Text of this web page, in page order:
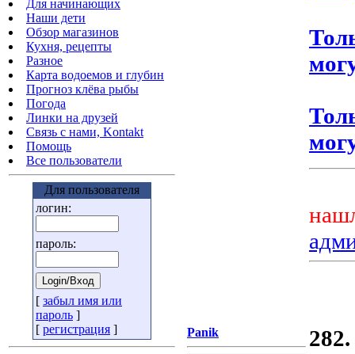
Для начинающих
Наши дети
Обзор магазинов
Кухня, рецепты
Разное
Карта водоемов и глубин
Прогноз клёва рыбы
Погода
Линки на друзей
Связь с нами, Kontakt
Помощь
Все пользователи
Для пользователя
логин:
пароль:
[ забыл имя или
пароль ]
[ регистрация ] Panik
282.